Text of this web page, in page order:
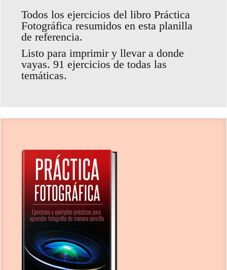
Todos los ejercicios del libro Práctica
Fotográfica resumidos en esta planilla
de referencia.
Listo para imprimir y llevar a donde
vayas. 91 ejercicios de todas las
temáticas.